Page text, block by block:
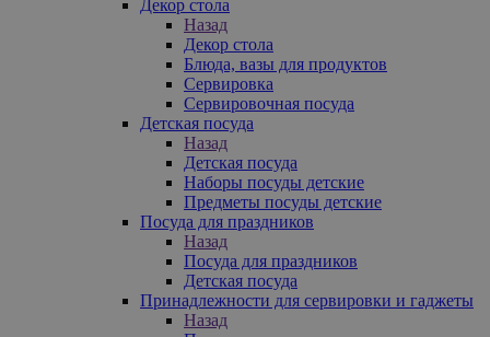
Декор стола
Назад
Декор стола
Блюда, вазы для продуктов
Сервировка
Сервировочная посуда
Детская посуда
Назад
Детская посуда
Наборы посуды детские
Предметы посуды детские
Посуда для праздников
Назад
Посуда для праздников
Детская посуда
Принадлежности для сервировки и гаджеты
Назад